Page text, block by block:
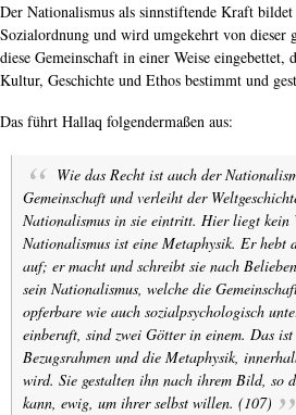
Der Nationalismus als sinnstiftende Kraft
Sozialordnung und wird umgekehrt von
diese Gemeinschaft in einer Weise eingebettet,
Kultur, Geschichte und Ethos bestimmt und
Das führt Hallaq folgendermaßen aus:
Wie das Recht ist auch der
Gemeinschaft und verleiht der
Nationalismus in sie eintritt. Hier liegt kein
Nationalismus ist eine Metaphysik. Er hebt
auf; er macht und schreibt sie nach
sein Nationalismus, welche die
opferbare wie auch sozialpsychologisch
einberuft, sind zwei Götter in einem. Das
Bezugsrahmen und die Metaphysik,
wird. Sie gestalten ihn nach ihrem Bild, so
kann, ewig, um ihrer selbst willen. (107)